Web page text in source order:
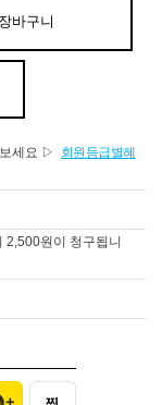
장바구니
세요 ▷
회원등급별혜
2,500원이 청구됩니